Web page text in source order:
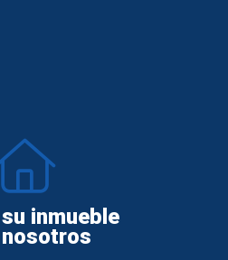
inmueble